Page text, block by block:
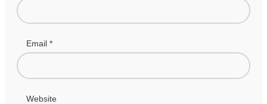
Email *
Website